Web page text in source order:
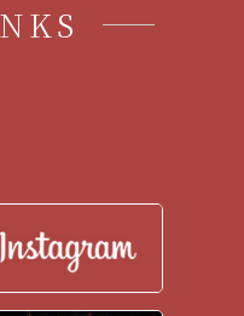
(1)
(6)
(1)